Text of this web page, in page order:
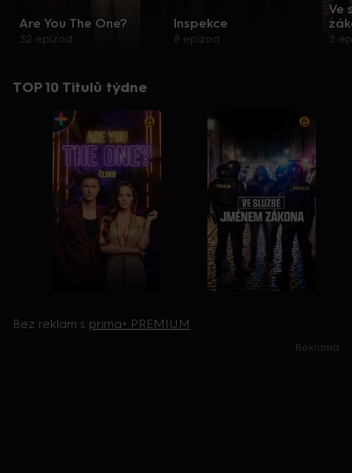
Are You The One?
32 epizod
Inspekce
8 epizod
Ve
3
TOP 10 Titulů týdne
Bez reklam s prima+ PREMIUM
Reklama